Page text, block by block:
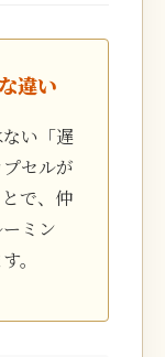
違い
ない「遅
セルが
で、仲
ミン
。